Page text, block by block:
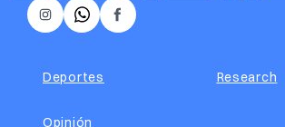
𝕏 Facebook
Instagram
Deportes
Opinión
Research